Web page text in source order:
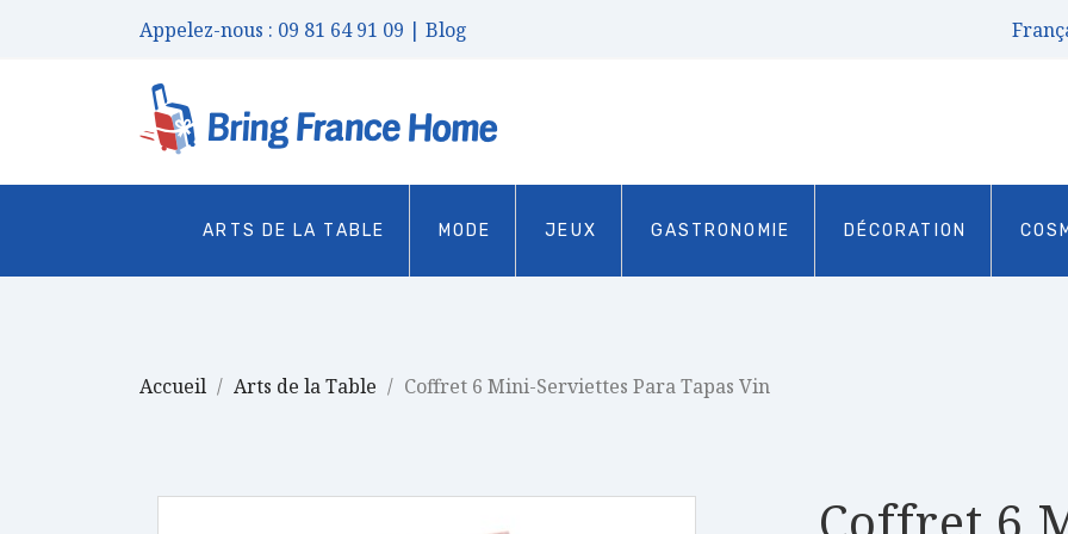
Appelez-nous : 09 81 64 91 09 | Blog
ARTS DE LA TABLE MODE JEUX GASTRONOMIE DÉCORATION
Accueil Arts de la Table Coffret 6 Mini-Serviettes Para Tapas Vin